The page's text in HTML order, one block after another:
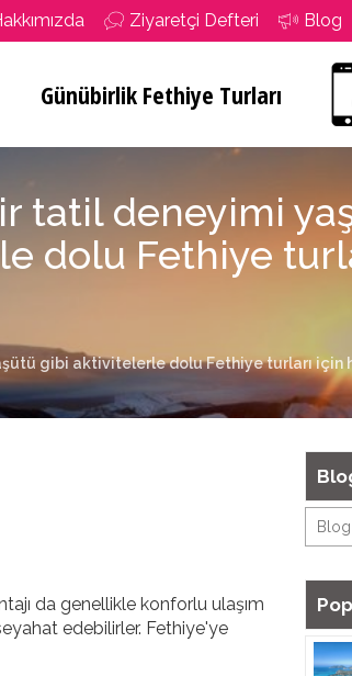
Ziyaretçi Defteri Blog
Günübirlik Fethiye Turları
tatil deneyimi
dolu Fethiye
gibi aktivitelerle dolu Fethiye turları için
da genellikle konforlu ulaşım
edebilirler. Fethiye'ye